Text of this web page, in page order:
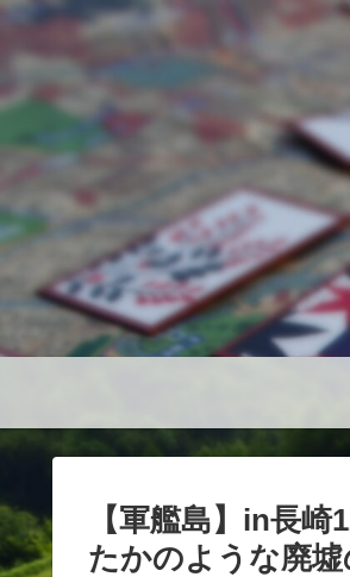
【軍艦島】in長
たかのような廃